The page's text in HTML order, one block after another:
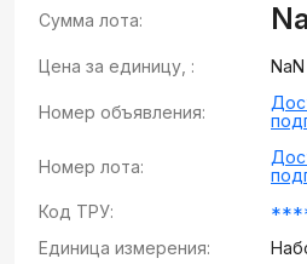
Сумма лота:
Цена за единицу, :
Номер объявления:
Номер лота:
Код ТРУ:
Единица измерения: